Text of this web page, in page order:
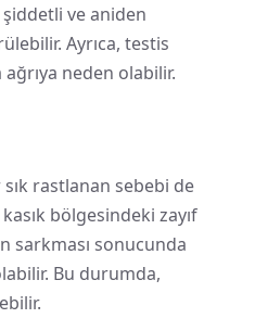
ve aniden
Ayrıca, testis
ağrıya neden olabilir.
sık rastlanan sebebi de
kasık bölgesindeki zayıf
sarkması sonucunda
Bu durumda,